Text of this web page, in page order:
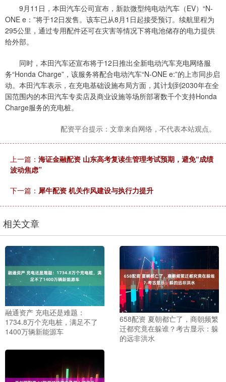
9月11日，本田汽车公司宣布，新款微型纯电动汽车（EV）“N-
ONE e：”将于12日发售。该车已从8月1日起接受预订。续航里程为
295公里，通过专用配件还可在灾害等情况下将电池储存的电力提供
给外部。
同时，本田汽车还宣布将于12日推出全新电动汽车充电网络服
务“Honda Charge”，该服务将配合电动汽车“N-ONE e:”的上市同步启
动。本田汽车表示，在充电基础设施布局方面，其计划到2030年在全
国范围内的本田汽车专卖店及商业设施等场所部署数千个支持Honda
Charge服务的充电桩。
配资平台提示：文章来自网络，不代表本站观点。
上一篇： 海证金融配资 山东高考复读生管理考试预期，避免“成绩
波动焦虑”
下一篇： 犀牛配资 机关作风建设与执行力提升
相关文章
融通资产 充电还是难题：
1734.8万个充电桩，满足不了
1400万辆新能源车
658配资 夏朝都亡了，商朝频繁
迁都究竟在躲谁？考古显示：躲
的远非洪水